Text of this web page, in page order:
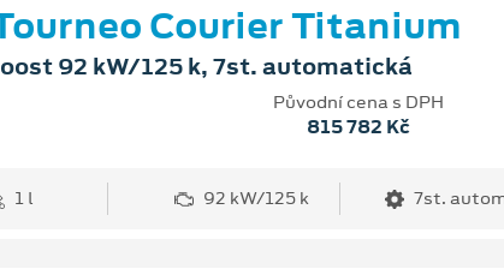
Courier Titanium
92 kW/125 k, 7st. automatická
Původní cena s DPH
815 782 Kč
1 l 92 kW/125 k 7st.